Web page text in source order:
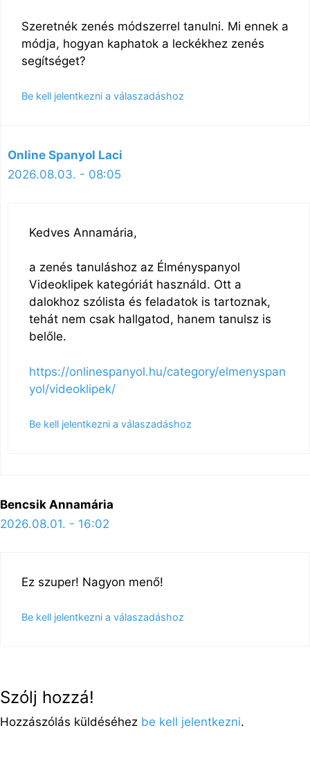
Szeretnék zenés módszerrel tanulni. Mi ennek a
módja, hogyan kaphatok a leckékhez zenés
segítséget?
Be kell jelentkezni a válaszadáshoz
Online Spanyol Laci
2026.08.03. - 08:05
Kedves Annamária,
a zenés tanuláshoz az Élményspanyol
Videoklipek kategóriát használd. Ott a
dalokhoz szólista és feladatok is tartoznak,
tehát nem csak hallgatod, hanem tanulsz is
belőle.
https://onlinespanyol.hu/category/elmenyspan
yol/videoklipek/
Be kell jelentkezni a válaszadáshoz
Bencsik Annamária
2026.08.01. - 16:02
Ez szuper! Nagyon menő!
Be kell jelentkezni a válaszadáshoz
Szólj hozzá!
Hozzászólás küldéséhez be kell jelentkezni.